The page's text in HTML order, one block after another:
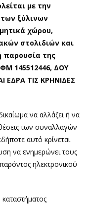
με την
ξύλινων
χώρου,
στολιδιών και
παρουσία της
145512446, ΔΟΥ
ΕΔΡΑ ΤΙΣ ΚΡΗΝΙΔΕΣ
να αλλάζει ή να
των συναλλαγών
αυτό κρίνεται
να ενημερώνει τους
ηλεκτρονικού